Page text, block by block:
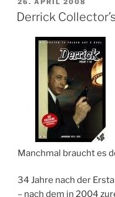
AM
26. APRIL 2008
Derrick
Manchmal braucht es
34 Jahre nach der
– nach dem in 2004